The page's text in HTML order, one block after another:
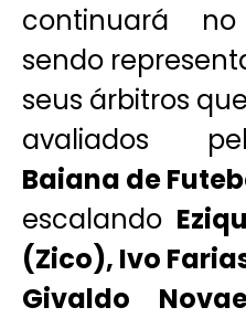
continuará
sendo
seus árbitros
avaliados
Baiana de
escalando
(Zico), Ivo
Givaldo